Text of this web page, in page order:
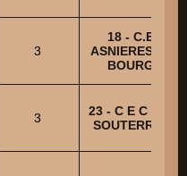
3
18 - C.E.C.
ASNIERES-LES-
BOURGES
3
23 - C E C DE
SOUTERRAINE